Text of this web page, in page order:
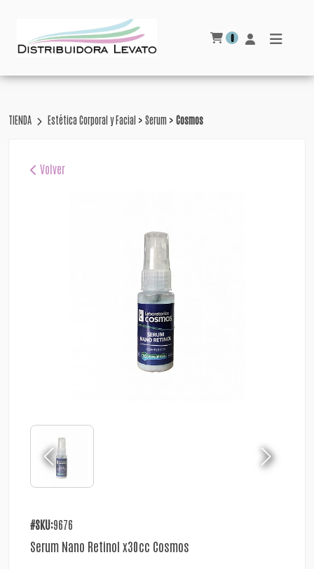
0
TIENDA Estética Corporal y Facial > Serum > Cosmos
Volver
#SKU:9676
Serum Nano Retinol x30cc Cosmos